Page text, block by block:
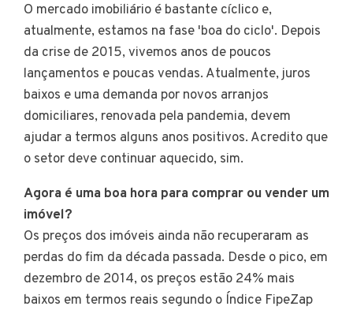
O mercado imobiliário é bastante cíclico e,
atualmente, estamos na fase 'boa do ciclo'. Depois
da crise de 2015, vivemos anos de poucos
lançamentos e poucas vendas. Atualmente, juros
baixos e uma demanda por novos arranjos
domiciliares, renovada pela pandemia, devem
ajudar a termos alguns anos positivos. Acredito que
o setor deve continuar aquecido, sim.
Agora é uma boa hora para comprar ou vender um
imóvel?
Os preços dos imóveis ainda não recuperaram as
perdas do fim da década passada. Desde o pico, em
dezembro de 2014, os preços estão 24% mais
baixos em termos reais segundo o Índice FipeZap